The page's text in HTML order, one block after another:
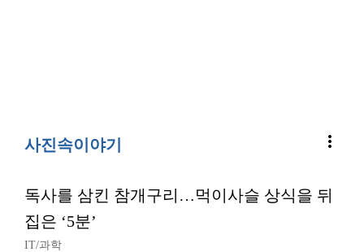
사진속이야기 more_vert
독사를 삼킨 참개구리…먹이사슬 상식을 뒤
집은 ‘5분’
IT/과학